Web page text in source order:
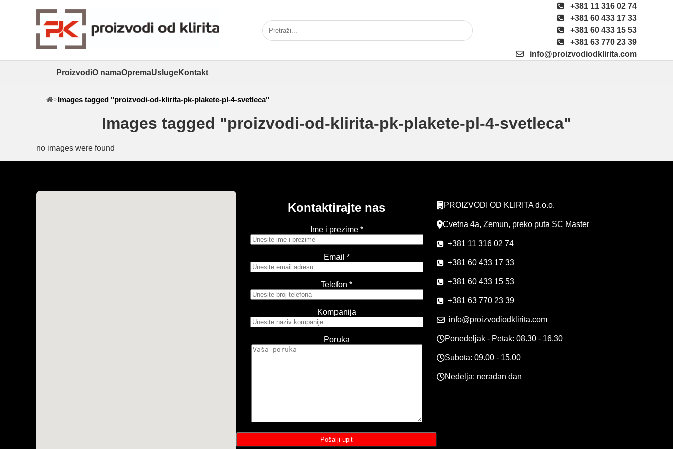
+381 11 316 02 74
+381 60 433 17 33
+381 60 433 15 53
+381 63 770 23 39
info@proizvodiodklirita.com
ProizvodiO namaOpremaUslugeKontakt
>Images tagged "proizvodi-od-klirita-pk-plakete-pl-4-svetleca"
Images tagged "proizvodi-od-klirita-pk-plakete-pl-4-svetleca"
no images were found
Kontaktirajte nas
Ime i prezime *
Email *
Telefon *
Kompanija
Poruka
PROIZVODI OD KLIRITA d.o.o.
Cvetna 4a, Zemun, preko puta SC Master
+381 11 316 02 74
+381 60 433 17 33
+381 60 433 15 53
+381 63 770 23 39
info@proizvodiodklirita.com
Ponedeljak - Petak: 08.30 - 16.30
Subota: 09.00 - 15.00
Nedelja: neradan dan